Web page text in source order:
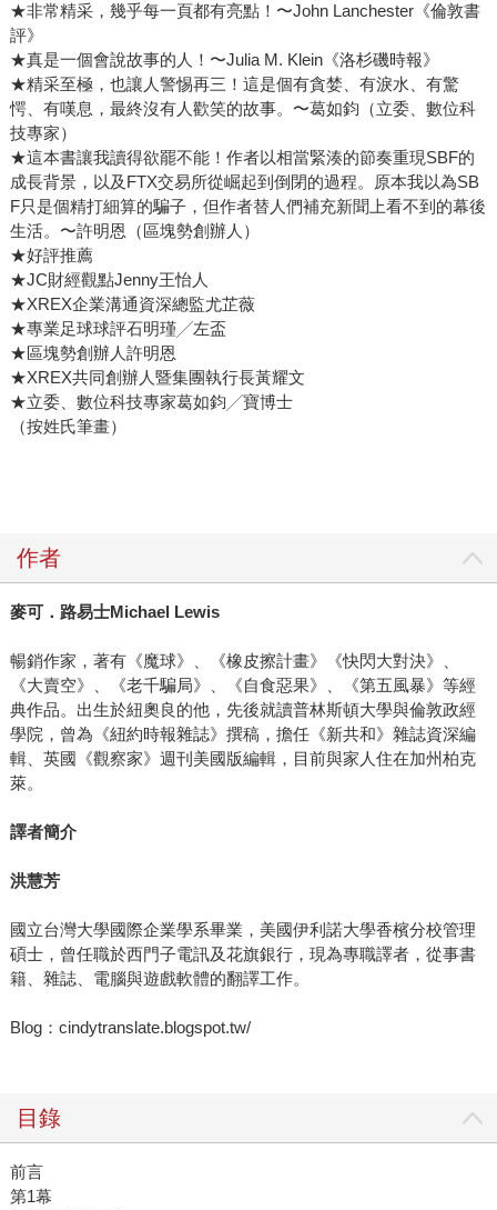
★非常精采，幾乎每一頁都有亮點！〜John Lanchester《倫敦書
評》
★真是一個會說故事的人！〜Julia M. Klein《洛杉磯時報》
★精采至極，也讓人警惕再三！這是個有貪婪、有淚水、有驚
愕、有嘆息，最終沒有人歡笑的故事。〜葛如鈞（立委、數位科
技專家）
★這本書讓我讀得欲罷不能！作者以相當緊湊的節奏重現SBF的
成長背景，以及FTX交易所從崛起到倒閉的過程。原本我以為SB
F只是個精打細算的騙子，但作者替人們補充新聞上看不到的幕後
生活。〜許明恩（區塊勢創辦人）
★好評推薦
★JC財經觀點Jenny王怡人
★XREX企業溝通資深總監尤芷薇
★專業足球球評石明瑾╱左盃
★區塊勢創辦人許明恩
★XREX共同創辦人暨集團執行長黃耀文
★立委、數位科技專家葛如鈞╱寶博士
（按姓氏筆畫）
作者
麥可．路易士Michael Lewis
暢銷作家，著有《魔球》、《橡皮擦計畫》《快閃大對決》、
《大賣空》、《老千騙局》、《自食惡果》、《第五風暴》等經
典作品。出生於紐奧良的他，先後就讀普林斯頓大學與倫敦政經
學院，曾為《紐約時報雜誌》撰稿，擔任《新共和》雜誌資深編
輯、英國《觀察家》週刊美國版編輯，目前與家人住在加州柏克
萊。
譯者簡介
洪慧芳
國立台灣大學國際企業學系畢業，美國伊利諾大學香檳分校管理
碩士，曾任職於西門子電訊及花旗銀行，現為專職譯者，從事書
籍、雜誌、電腦與遊戲軟體的翻譯工作。
Blog：cindytranslate.blogspot.tw/
目錄
前言
第1幕